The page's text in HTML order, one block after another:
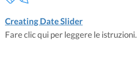
Creating Date Slider
Fare clic qui per leggere le istruzioni.